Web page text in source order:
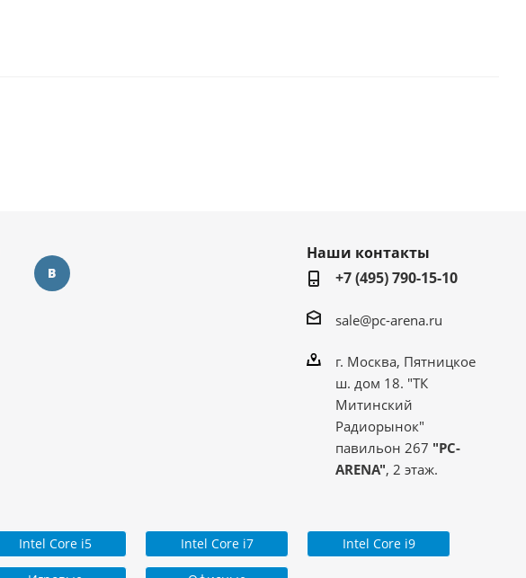
Наши контакты
+7 (495) 790-15-10
sale@pc-arena.ru
г. Москва, Пятницкое
ш. дом 18. "ТК
Митинский
Радиорынок"
павильон 267 "PC-
ARENA", 2 этаж.
Intel Core i5 Intel Core i7 Intel Core i9